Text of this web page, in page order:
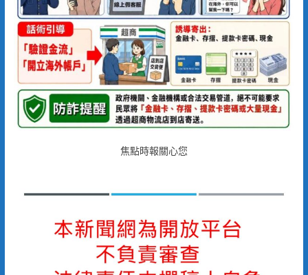
焦點時報關心您